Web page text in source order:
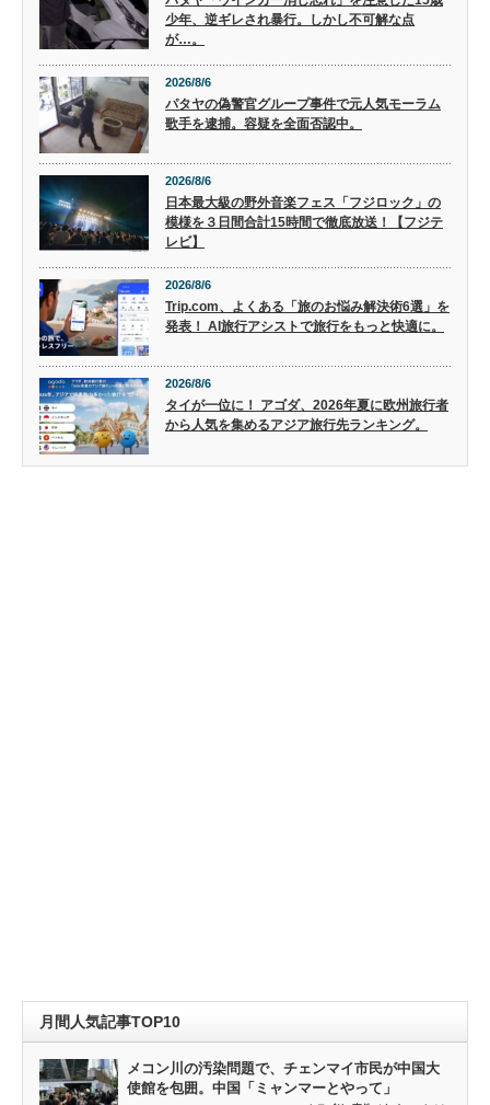
少年、逆ギレされ暴行。しかし不可解な点
が…。
2026/8/6
パタヤの偽警官グループ事件で元人気モーラム
歌手を逮捕。容疑を全面否認中。
2026/8/6
日本最大級の野外音楽フェス「フジロック」の
模様を３日間合計15時間で徹底放送！【フジテ
レビ】
2026/8/6
Trip.com、よくある「旅のお悩み解決術6選」を
発表！ AI旅行アシストで旅行をもっと快適に。
2026/8/6
タイが一位に！ アゴダ、2026年夏に欧州旅行者
から人気を集めるアジア旅行先ランキング。
月間人気記事TOP10
メコン川の汚染問題で、チェンマイ市民が中国大
使館を包囲。中国「ミャンマーとやって」